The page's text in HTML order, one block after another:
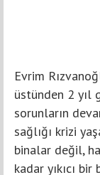
Evrim
üstünden 2 yıl
sorunların
sağlığı krizi
binalar değil,
kadar yıkıcı